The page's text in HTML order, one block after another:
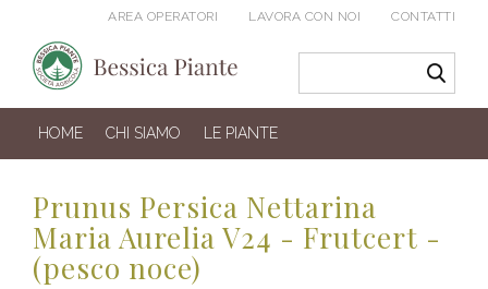
AREA OPERATORI LAVORA CON NOI CONTATTI
HOME CHI SIAMO LE PIANTE
Prunus Persica Nettarina
Maria Aurelia V24 - Frutcert -
(pesco noce)